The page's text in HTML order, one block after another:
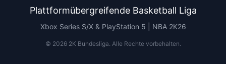
Plattformübergreifende Basketball Liga
Xbox Series S/X & PlayStation 5 | NBA 2K26
© 20262K Bundesliga. Alle Rechte vorbehalten.